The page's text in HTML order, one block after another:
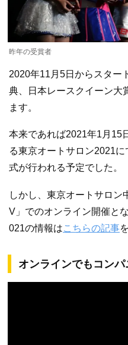
昨年の受賞者
2020年11月5日からスター
典、日本レースクイーン大
ます。
本来であれば2021年1月15
る東京オートサロン2021
式が行われる予定でした。
しかし、東京オートサロン
V」でのオンライン開催と
021の情報はこちらの記事
オンラインでもコンパ